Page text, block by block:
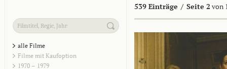
539 Einträge / Seite 2 von
alle Filme
Filme mit Kaufoption
1970 – 1979